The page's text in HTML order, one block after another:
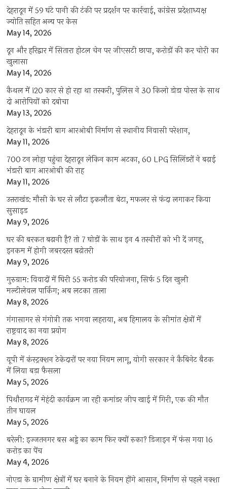
देहरादून में 59 घंटे पानी की टंकी पर प्रदर्शन पर कार्रवाई, कांग्रेस प्रदेशाध्यक्ष
ज्योति सहित अन्य पर केस
May 14, 2026
दून और हरिद्वार में सितारा होटल चेन पर जीएसटी छापा, करोड़ों की कर चोरी का
खुलासा
May 14, 2026
कैथल में i20 कार से हो रहा था तस्करी, पुलिस ने 30 किलो डोडा पोस्त के साथ
दो आरोपियों को दबोचा
May 13, 2026
देहरादून के भंडारी बाग आरओबी निर्माण से स्थानीय निवासी परेशान,
May 11, 2026
700 टन लोहा पहुंचा देहरादून लेकिन काम अटका, 60 LPG सिलिंडरों ने बढ़ाई
भंडारी बाग आरओबी की राह
May 11, 2026
उत्तराखंड: मौसी के घर से लौटा इकलौता बेटा, मफलर से फंदा लगाकर किया
सुसाइड
May 9, 2026
घर की बरकत बढ़ानी है? तो 7 घोड़ों के साथ इन 4 तस्वीरों को भी दें जगह,
इनकम में होगी जबरदस्त बढ़ोतरी
May 9, 2026
गुरुग्राम: विवादों में घिरी 55 करोड़ की परियोजना, सिर्फ 5 दिन खुली
मल्टीलेवल पार्किंग; अब लटका ताला
May 8, 2026
गंगासागर से गंगोत्री तक भगवा लहराया, अब हिमालय के सीमांत क्षेत्रों में
राष्ट्रवाद का नया प्रयोग
May 8, 2026
यूपी में कंस्ट्रक्शन ठेकेदारों पर नया नियम लागू, योगी सरकार ने कैबिनेट बैठक
में लिया बड़ा फैसला
May 5, 2026
पिथौरागढ़ में मेहंदी कार्यक्रम जा रही कमांडर जीप खाई में गिरी, एक की मौत
तीन घायल
May 5, 2026
बरेली: इज्जतनगर बस अड्डे का काम फिर क्यों रुका? डिजाइन में फंस गया 16
करोड़ का पेंच
May 4, 2026
नोएडा के ग्रामीण क्षेत्रों में घर बनाने के नियम होंगे आसान, निर्माण से पहले नक्शा